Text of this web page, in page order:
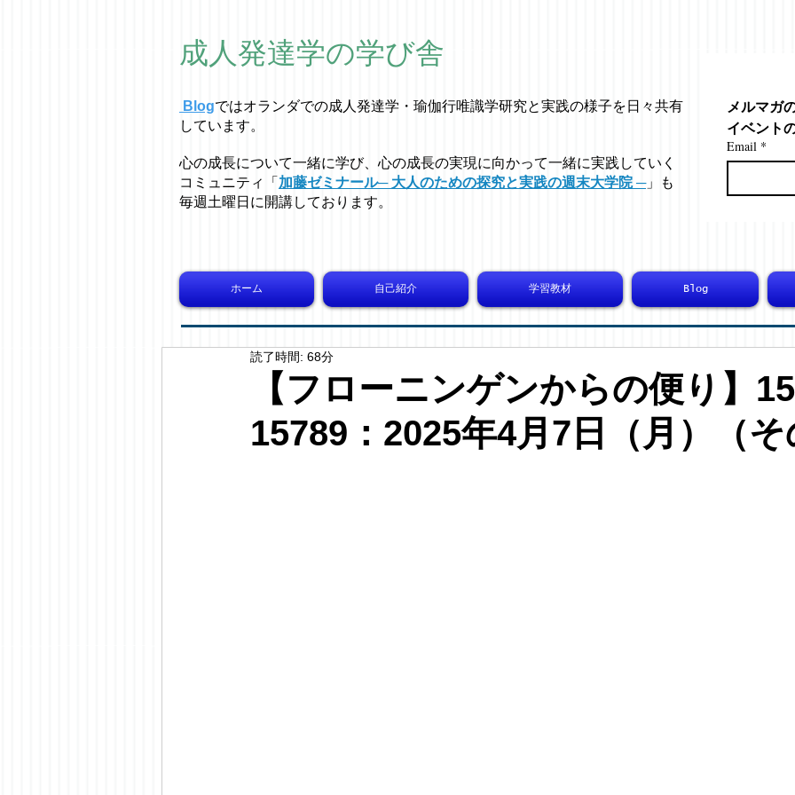
成人発達学の学び舎
Blogではオラ ンダでの成人発達学・ 瑜伽行唯識学研究と実践の様子を日々共有
しています。
心の成長について一緒に学び、心の成長の実現に向かって一緒に実践していく
コミュニティ「 加藤ゼミナール─ 大人のための探究と実践の週末大学院 ─」も
毎週土曜日に開講しております。
メルマガ
イベント
Email *
ホーム 自己紹介 学習教材 Blog
【フローニンゲンからの便り】
15789：2025年4月7日（月）（
読了時間: 68分